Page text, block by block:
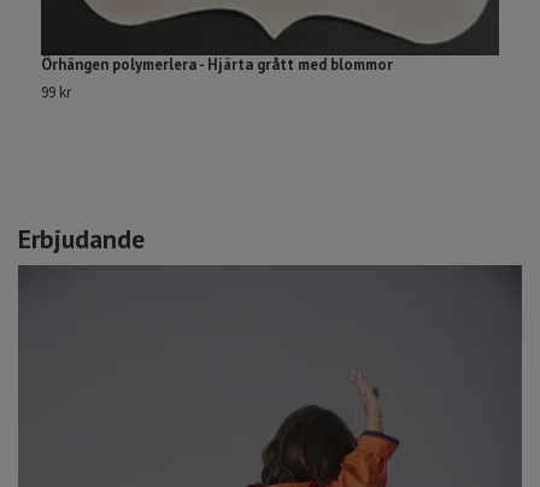
Erbjudande
Örhängen polymerlera - Hjärta grått med blommor
99 kr